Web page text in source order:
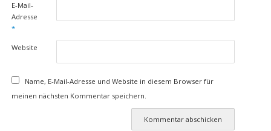
E-Mail-
Adresse
*
Website
Name, E-Mail-Adresse und Website in diesem Browser für
meinen nächsten Kommentar speichern.